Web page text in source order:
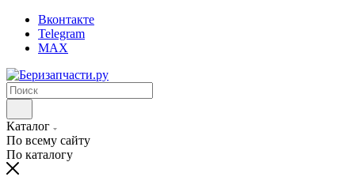
Вконтакте
Telegram
MAX
Каталог
По всему сайту
По каталогу